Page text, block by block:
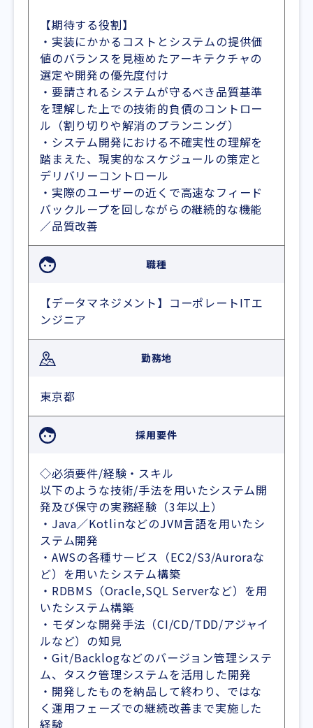
【期待する役割】
・実装にかかるコストとシステムの提供価
値のバランスを見極めたアーキテクチャの
選定や開発の優先度付け
・要請されるシステムが守るべき品質基準
を理解した上での技術的負債のコントロー
ル（割り切りや解消のプランニング）
・システム開発における不確実性の理解を
踏まえた、現実的なスケジュールの策定と
デリバリーコントロール
・実際のユーザーの近くで高速なフィード
バックループを回しながらの継続的な機能
／品質改善
職種
【データマネジメント】コーポレートITエ
ンジニア
勤務地
東京都
採用要件
◇必須要件/経験・スキル
以下のような技術/手法を用いたシステム開
発及び保守の実務経験（3年以上）
・Java／KotlinなどのJVM言語を用いたシ
ステム開発
・AWSの各種サービス（EC2/S3/Auroraな
ど）を用いたシステム構築
・RDBMS（Oracle,SQL Serverなど）を用
いたシステム構築
・モダンな開発手法（CI/CD/TDD/アジャイ
ルなど）の知見
・Git/Backlogなどのバージョン管理システ
ム、タスク管理システムを活用した開発
・開発したものを納品して終わり、ではな
く運用フェーズでの継続改善まで実施した
経験